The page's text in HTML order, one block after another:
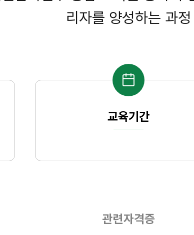
춤
리자를 양성하는 과정
교육기간
관련자격증